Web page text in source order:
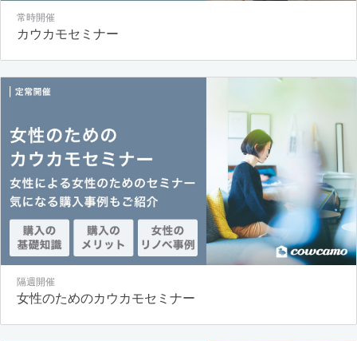
常時開催
カウカモセミナー
隔週開催
女性のためのカウカモセミナー